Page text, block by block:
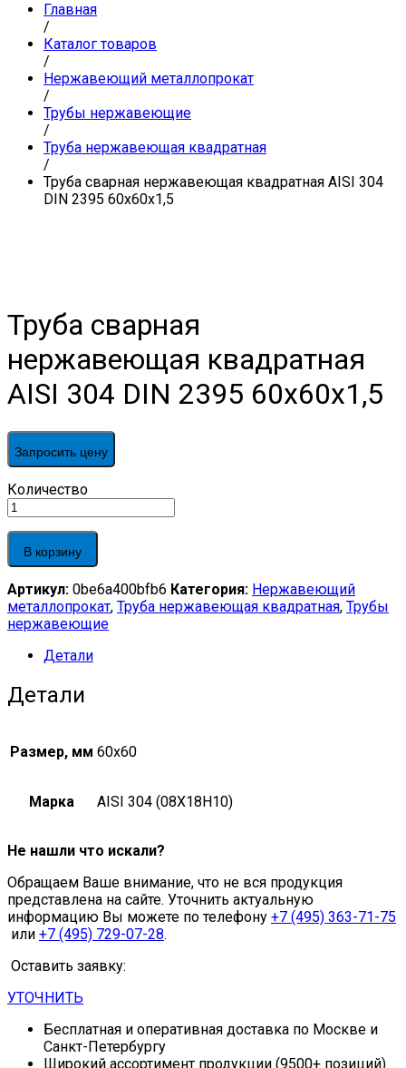
Главная
/
Каталог товаров
/
Нержавеющий металлопрокат
/
Трубы нержавеющие
/
Труба нержавеющая квадратная
/
Труба сварная нержавеющая квадратная AISI 304
DIN 2395 60х60х1,5
Труба сварная
нержавеющая квадратная
AISI 304 DIN 2395 60х60х1,5
Запросить цену
Труба
сварная
нержавеющая
квадратная
AISI
DIN
2395
60х60х1,5
Количество
В корзину
Артикул: 0be6a400bfb6 Категория: Нержавеющий
металлопрокат, Труба нержавеющая квадратная, Трубы
нержавеющие
Детали
Детали
Размер, мм 60х60
Марка AISI 304 (08Х18Н10)
Не нашли что искали?
Обращаем Ваше внимание, что не вся продукция
представлена на сайте. Уточнить актуальную
информацию Вы можете по телефону +7 (495) 363-71-75
или +7 (495) 729-07-28.
Оставить заявку:
УТОЧНИТЬ
Бесплатная и оперативная доставка по Москве и
Санкт-Петербургу
Широкий ассортимент продукции (9500+ позиций)